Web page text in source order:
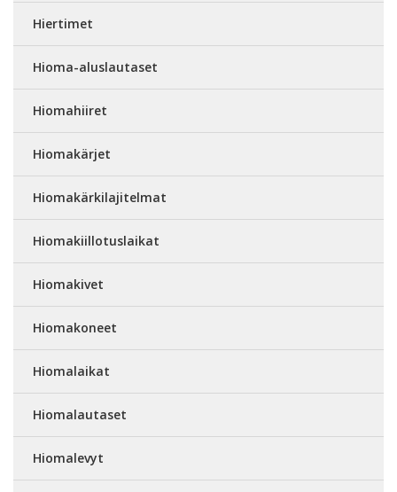
Hiertimet
Hioma-aluslautaset
Hiomahiiret
Hiomakärjet
Hiomakärkilajitelmat
Hiomakiillotuslaikat
Hiomakivet
Hiomakoneet
Hiomalaikat
Hiomalautaset
Hiomalevyt